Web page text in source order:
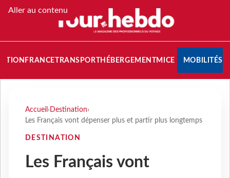
Aller au contenu
FRANCETRANSPORT HÉBERGEMENTMICE MOBILITÉS
Accueil › Destination›
Les Français vont dépenser plus et partir plus longtemps
DESTINATION
Les Français vont